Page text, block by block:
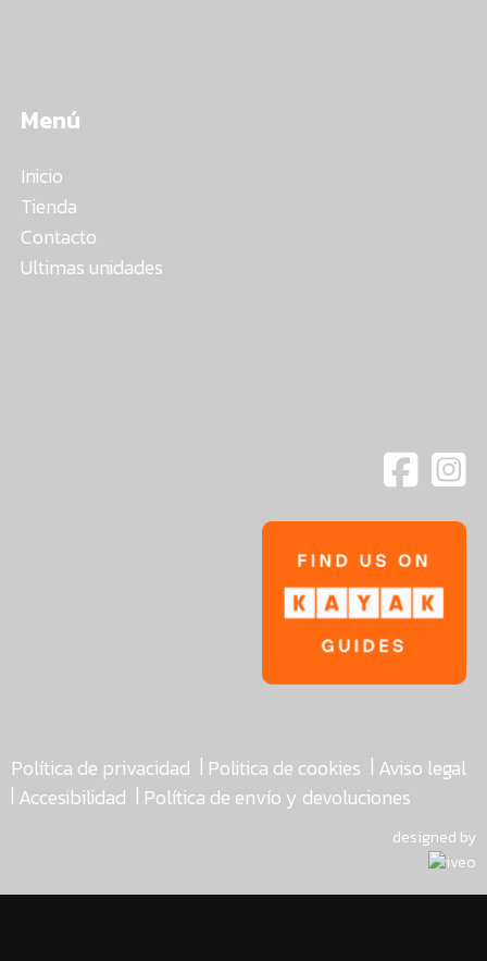
Menú
Inicio
Tienda
Contacto
Ultimas unidades
Política de privacidad | Politica de cookies | Aviso legal
| Accesibilidad | Política de envío y devoluciones
designed by